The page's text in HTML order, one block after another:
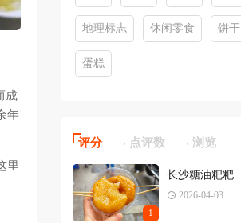
成
年
里
地理标志 休闲零食 饼干
蛋糕
评分 点评数 浏览
1
长沙糖油粑粑
2026-04-03